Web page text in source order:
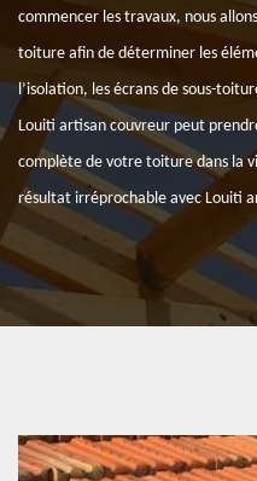
commencer les travaux, nous
toiture afin de déterminer les
l’isolation, les écrans de sous-
Louiti artisan couvreur peut
complète de votre toiture dans la
résultat irréprochable avec Louiti